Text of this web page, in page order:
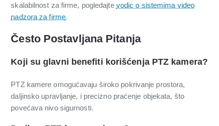
skalabilnost za firme, pogledajte vodic o sistemima video
nadzora za firme.
Često Postavljana Pitanja
Koji su glavni benefiti korišćenja PTZ kamera?
PTZ kamere omogućavaju široko pokrivanje prostora,
daljinsko upravljanje, i precizno praćenje objekata, što
povećava nivo sigurnosti.